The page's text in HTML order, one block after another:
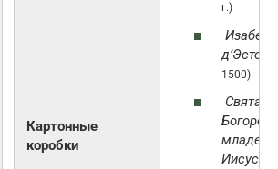
Картонные
коробки
г.)
Изабель
д’Эсте
1500)
Святая
Иисус и